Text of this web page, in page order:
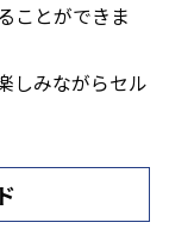
ことができま
しみながらセル